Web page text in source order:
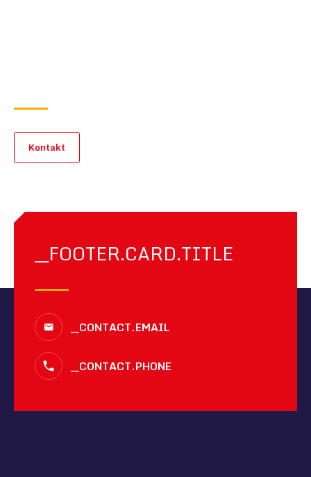
Kontakt
__FOOTER.CARD.TITLE
__CONTACT.EMAIL
__CONTACT.PHONE